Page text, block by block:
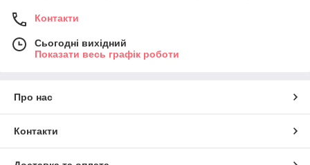
Контакти
Сьогодні вихідний
Показати весь графік роботи
Про нас
Контакти